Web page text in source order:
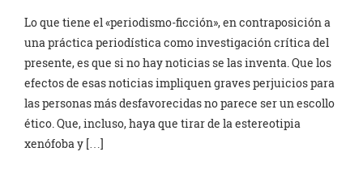
Lo que tiene el «periodismo-ficción», en contraposición a
una práctica periodística como investigación crítica del
presente, es que si no hay noticias se las inventa. Que los
efectos de esas noticias impliquen graves perjuicios para
las personas más desfavorecidas no parece ser un escollo
ético. Que, incluso, haya que tirar de la estereotipia
xenófoba y […]